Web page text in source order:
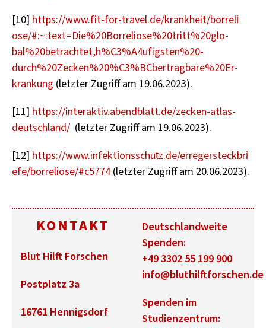
[10] https://​www.​fit-​for-​travel.​de/​krankheit/​bor​reli​
ose/#:~:text=Die%20Bor­re­lio­se%20­tritt%20­glo­
bal%20­be­trach­tet,h%C3%A4u­figs­ten%20­
durch%20Z­e­cken%20%C3%BCber­trag­ba­re%20Er­
kran­kung (letz­ter Zu­griff am 19.06.2023).
[11] https://​interaktiv.​abendblatt.​de/​zecken-​atlas-​
deutschland/ (letz­ter Zu­griff am 19.06.2023).
[12] https://​www.​inf​ekti​onss​chut​z.​de/​err​eger​stec​kbri​
efe/​borreliose/#​c5774 (letz­ter Zu­griff am 20.06.2023).
KONTAKT
Blut Hilft Forschen
Postplatz 3a
16761 Hennigsdorf
Deutschlandweite
Spenden:
+49 3302 55 199 900
info@bluthilftforschen.de
Spenden im
Studienzentrum: